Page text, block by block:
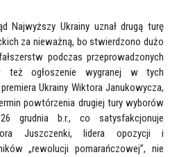
Najwyższy Ukrainy uznał drugą turę
za nieważną, bo stwierdzono dużo
podczas przeprowadzonych
też ogłoszenie wygranej w tych
Ukrainy Wiktora Janukowycza,
powtórzenia drugiej tury wyborów
grudnia b.r., co satysfakcjonuje
Juszczenki, lidera opozycji i
„rewolucji pomarańczowej”, nie